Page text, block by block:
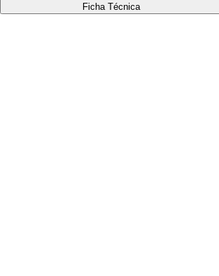
Ficha Técnica